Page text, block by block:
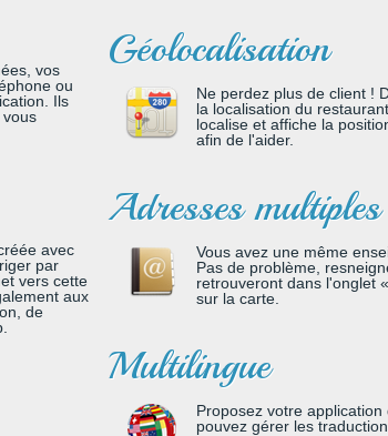
vos
ou
Ils
avec
par
vers cette
aux
de
Géolocalisation
Ne perdez plus de client !
la localisation du
localise et affiche la
afin de l'aider.
Adresses multiples
Vous avez une même
Pas de problème,
retrouveront dans l'onglet
sur la carte.
Multilingue
Proposez votre
pouvez gérer les